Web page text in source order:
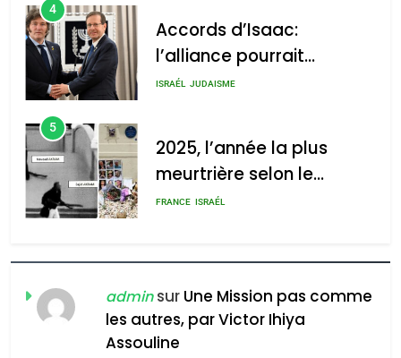
4
Accords d’Isaac:
l’alliance pourrait
s’étendre à 13 pays
ISRAÉL JUDAISME
5
2025, l’année la plus
meurtrière selon le
rapport d’ADL contre
FRANCE ISRAÉL
FIÈRE, DIGNE ET RÉSILIENTE :
POURQUOI JE REVENDIQUE
MA JUDAÏTE par Thérèse
Zrihen-Dvir
ISRAÉL JUDAISME
adminsur Une Mission pas comme
les autres, par Victor Ihiya
Assouline